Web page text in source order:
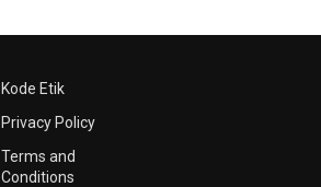
Kode Etik
Privacy Policy
Terms and
Conditions